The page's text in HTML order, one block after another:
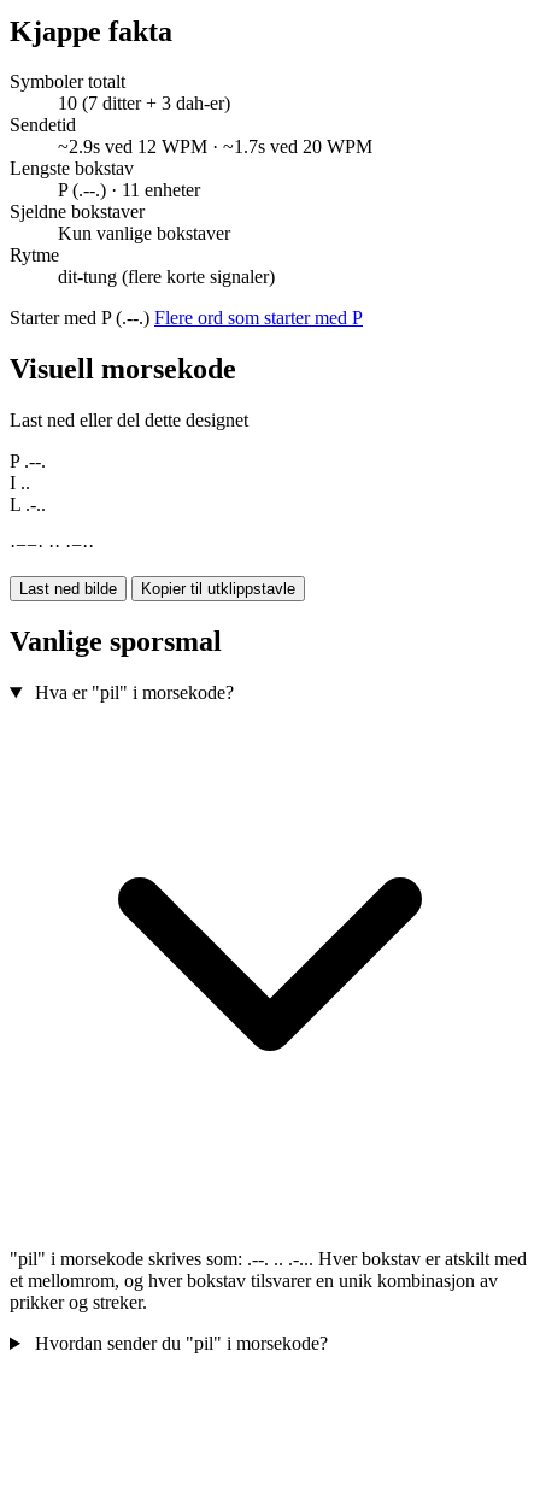
Kjappe fakta
Symboler totalt
10 (7 ditter + 3 dah-er)
Sendetid
~2.9s ved 12 WPM · ~1.7s ved 20 WPM
Lengste bokstav
P (.--.) · 11 enheter
Sjeldne bokstaver
Kun vanlige bokstaver
Rytme
dit-tung (flere korte signaler)
Starter med P (.--.) Flere ord som starter med P
Visuell morsekode
Last ned eller del dette designet
P .--.
I ..
L .-..
·−−· ·· ·−··
Last ned bilde Kopier til utklippstavle
Vanlige sporsmal
Hva er "pil" i morsekode?
"pil" i morsekode skrives som: .--. .. .-... Hver bokstav er atskilt med
et mellomrom, og hver bokstav tilsvarer en unik kombinasjon av
prikker og streker.
Hvordan sender du "pil" i morsekode?